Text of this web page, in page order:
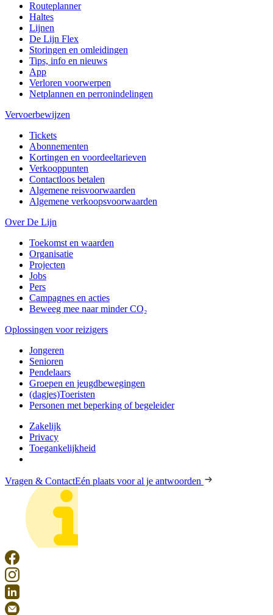
Routeplanner
Haltes
Lijnen
De Lijn Flex
Storingen en omleidingen
Tips, info en nieuws
App
Verloren voorwerpen
Netplannen en perronindelingen
Vervoerbewijzen
Tickets
Abonnementen
Kortingen en voordeeltarieven
Verkooppunten
Contactloos betalen
Algemene reisvoorwaarden
Algemene verkoopsvoorwaarden
Over De Lijn
Toekomst en waarden
Organisatie
Projecten
Jobs
Pers
Campagnes en acties
Beweeg mee naar minder CO₂
Oplossingen voor reizigers
Jongeren
Senioren
Pendelaars
Groepen en jeugdbewegingen
(dagjes)Toeristen
Personen met beperking of begeleider
Zakelijk
Privacy
Toegankelijkheid
Vragen & ContactEén plaats voor al je antwoorden